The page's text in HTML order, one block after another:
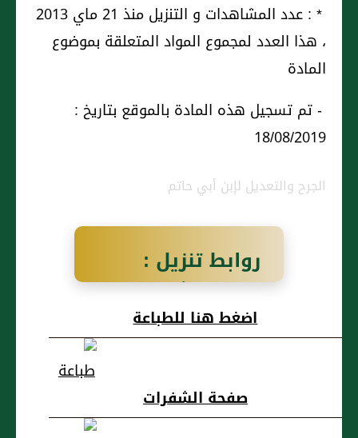
* : عدد المشاهدات و التنزيل منذ 21 ماي 2013
، هذا العدد لمجموع المواد المتعلقة بموضوع
المادة
- تم تسجيل هذه المادة بالموقع بتاريخ :
18/08/2019
الجرح والتعديل لإبن أبي حاتم
روابط تنزيل :
رسالة الأَوزاعي
إلى المهدي ابن
في شفاعة لأهل
اضغط هنا للطباعة
صفحة الشفرات